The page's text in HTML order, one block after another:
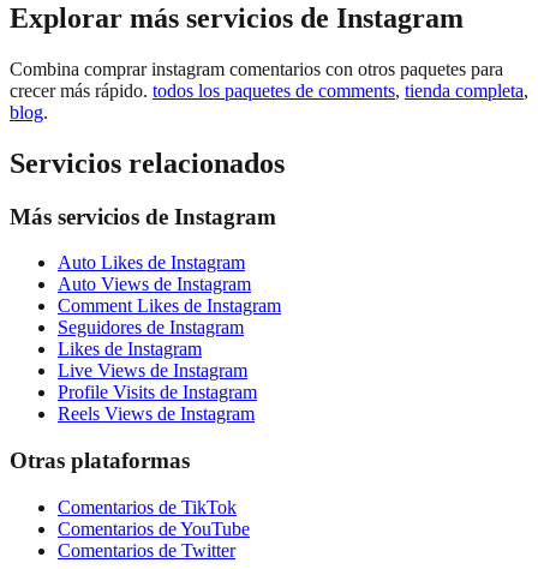
Explorar más servicios de Instagram
Combina comprar instagram comentarios con otros paquetes para
crecer más rápido. todos los paquetes de comments, tienda completa,
blog.
Servicios relacionados
Más servicios de Instagram
Auto Likes de Instagram
Auto Views de Instagram
Comment Likes de Instagram
Seguidores de Instagram
Likes de Instagram
Live Views de Instagram
Profile Visits de Instagram
Reels Views de Instagram
Otras plataformas
Comentarios de TikTok
Comentarios de YouTube
Comentarios de Twitter